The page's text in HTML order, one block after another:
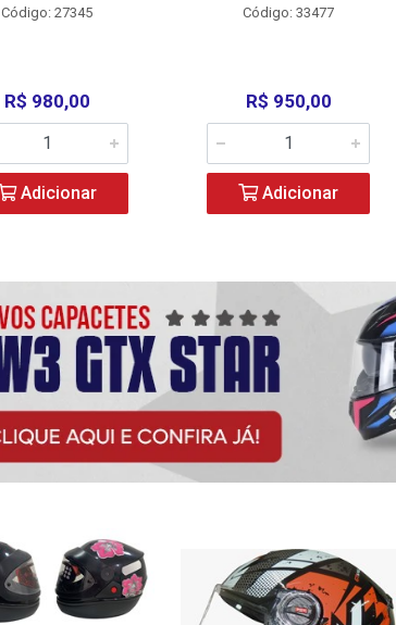
Código: 27345
R$ 980,00
Adicionar
Código: 33477
R$ 950,00
Adicionar